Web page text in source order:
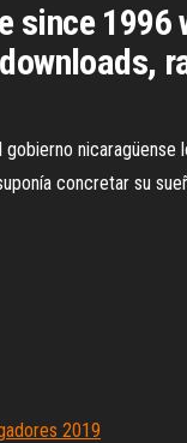
since
gobierno
concretar su
2019